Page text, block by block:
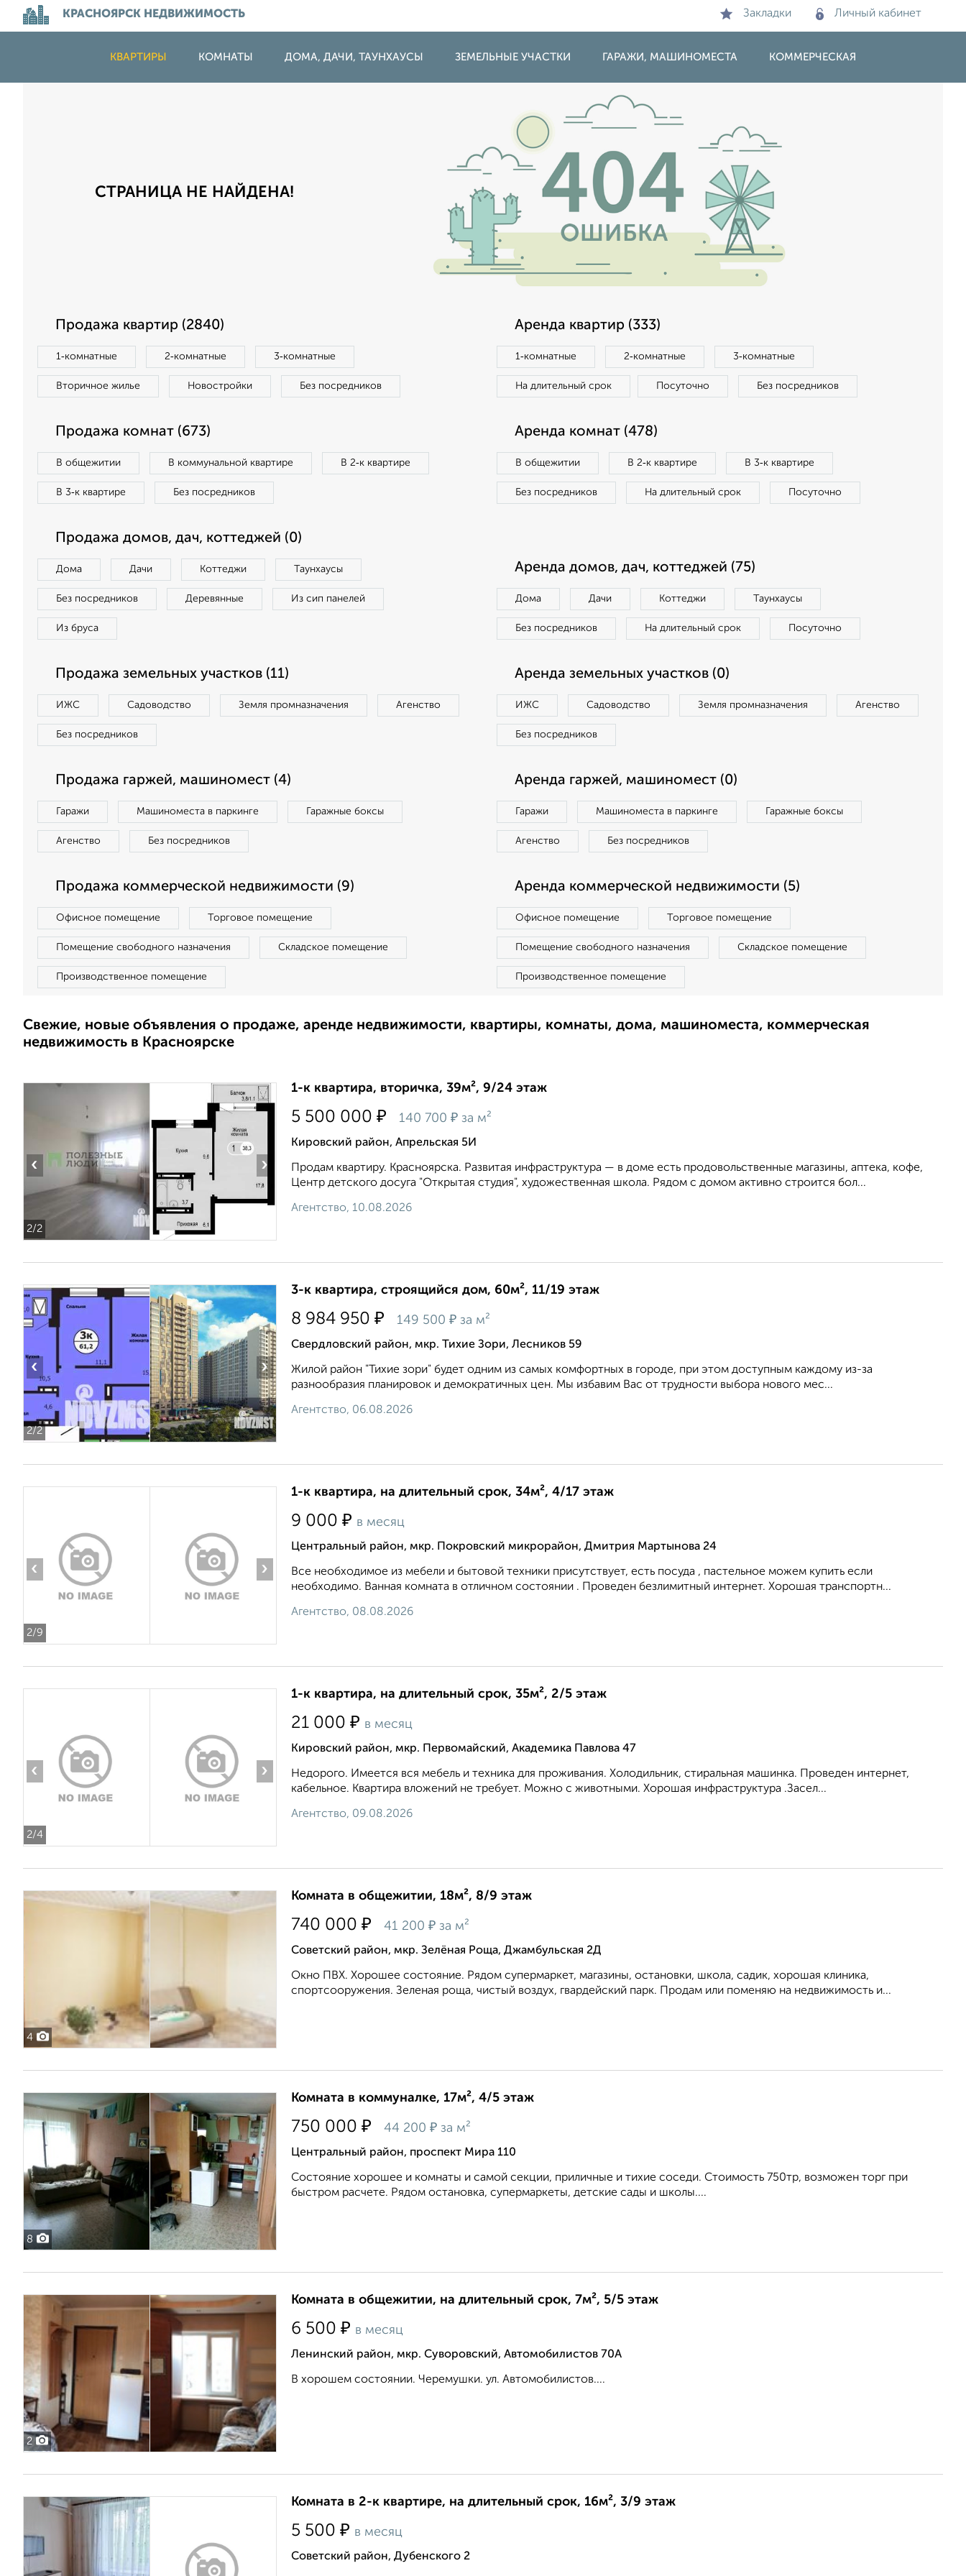
КРАСНОЯРСК НЕДВИЖИМОСТЬ Закладки Личный кабинет
КВАРТИРЫ КОМНАТЫ ДОМА, ДАЧИ, ТАУНХАУСЫ ЗЕМЕЛЬНЫЕ УЧАСТКИ ГАРАЖИ, МАШИНОМЕСТА КОММЕРЧЕСКАЯ
СТРАНИЦА НЕ НАЙДЕНА!
Продажа квартир (2840)
1‑комнатные 2‑комнатные 3‑комнатные
Вторичное жилье Новостройки Без посредников
Аренда квартир (333)
1‑комнатные 2‑комнатные 3‑комнатные
На длительный срок Посуточно Без посредников
Продажа комнат (673)
В общежитии В коммунальной квартире В 2‑к квартире
В 3‑к квартире Без посредников
Аренда комнат (478)
В общежитии В 2‑к квартире В 3‑к квартире
Без посредников На длительный срок Посуточно
Продажа домов, дач, коттеджей (0)
Дома Дачи Коттеджи Таунхаусы
Без посредников Деревянные Из сип панелей
Из бруса
Аренда домов, дач, коттеджей (75)
Дома Дачи Коттеджи Таунхаусы
Без посредников На длительный срок Посуточно
Продажа земельных участков (11)
ИЖС Садоводство Земля промназначения Агенство
Без посредников
Аренда земельных участков (0)
ИЖС Садоводство Земля промназначения Агенство
Без посредников
Продажа гаржей, машиномест (4)
Гаражи Машиноместа в паркинге Гаражные боксы
Агенство Без посредников
Аренда гаржей, машиномест (0)
Гаражи Машиноместа в паркинге Гаражные боксы
Агенство Без посредников
Продажа коммерческой недвижимости (9)
Офисное помещение Торговое помещение
Помещение свободного назначения Складское помещение
Производственное помещение
Аренда коммерческой недвижимости (5)
Офисное помещение Торговое помещение
Помещение свободного назначения Складское помещение
Производственное помещение
Свежие, новые объявления о продаже, аренде недвижимости, квартиры, комнаты, дома, машиноместа, коммерческая
недвижимость в Красноярске
2/2
‹ ›
1-к квартира, вторичка, 39м², 9/24 этаж
5 500 000 ₽ 140 700 ₽ за м²
Кировский район, Апрельская 5И
Продам квартиру. Красноярска. Развитая инфраструктура — в доме есть продовольственные магазины, аптека, кофе,
Центр детского досуга "Открытая студия", художественная школа. Рядом с домом активно строится бол...
Агентство, 10.08.2026
2/2
‹ ›
3-к квартира, строящийся дом, 60м², 11/19 этаж
8 984 950 ₽ 149 500 ₽ за м²
Свердловский район, мкр. Тихие Зори, Лесников 59
Жилой район "Тихие зори" будет одним из самых комфортных в городе, при этом доступным каждому из-за
разнообразия планировок и демократичных цен. Мы избавим Вас от трудности выбора нового мес...
Агентство, 06.08.2026
2/9
‹ ›
1-к квартира, на длительный срок, 34м², 4/17 этаж
9 000 ₽ в месяц
Центральный район, мкр. Покровский микрорайон, Дмитрия Мартынова 24
Все необходимое из мебели и бытовой техники присутствует, есть посуда , пастельное можем купить если
необходимо. Ванная комната в отличном состоянии . Проведен безлимитный интернет. Хорошая транспортн...
Агентство, 08.08.2026
2/4
‹ ›
1-к квартира, на длительный срок, 35м², 2/5 этаж
21 000 ₽ в месяц
Кировский район, мкр. Первомайский, Академика Павлова 47
Недорого. Имеется вся мебель и техника для проживания. Холодильник, стиральная машинка. Проведен интернет,
кабельное. Квартира вложений не требует. Можно с животными. Хорошая инфраструктура .Засел...
Агентство, 09.08.2026
4
Комната в общежитии, 18м², 8/9 этаж
740 000 ₽ 41 200 ₽ за м²
Советский район, мкр. Зелёная Роща, Джамбульская 2Д
Окно ПВХ. Хорошее состояние. Рядом супермаркет, магазины, остановки, школа, садик, хорошая клиника,
спортсооружения. Зеленая роща, чистый воздух, гвардейский парк. Продам или поменяю на недвижимость и...
8
Комната в коммуналке, 17м², 4/5 этаж
750 000 ₽ 44 200 ₽ за м²
Центральный район, проспект Мира 110
Состояние хорошее и комнаты и самой секции, приличные и тихие соседи. Стоимость 750тр, возможен торг при
быстром расчете. Рядом остановка, супермаркеты, детские сады и школы....
2
Комната в общежитии, на длительный срок, 7м², 5/5 этаж
6 500 ₽ в месяц
Ленинский район, мкр. Суворовский, Автомобилистов 70А
В хорошем состоянии. Черемушки. ул. Автомобилистов....
Комната в 2-к квартире, на длительный срок, 16м², 3/9 этаж
5 500 ₽ в месяц
Советский район, Дубенского 2